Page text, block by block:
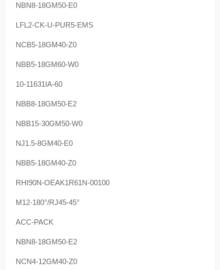
NBN8-18GM50-E0
LFL2-CK-U-PUR5-EMS
NCB5-18GM40-Z0
NBB5-18GM60-W0
10-11631IA-60
NBB8-18GM50-E2
NBB15-30GM50-W0
NJ1.5-8GM40-E0
NBB5-18GM40-Z0
RHI90N-OEAK1R61N-00100
M12-180°/RJ45-45°
ACC-PACK
NBN8-18GM50-E2
NCN4-12GM40-Z0